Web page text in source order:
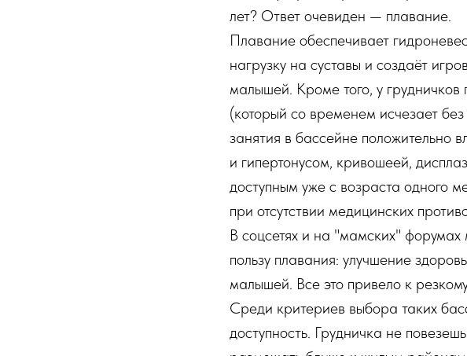
лет? Ответ очевиден — плавание.
Плавание обеспечивает
нагрузку на суставы и создаёт
малышей. Кроме того, у
(который со временем исчезает
занятия в бассейне положительно
и гипертонусом, кривошеей,
доступным уже с возраста одного
при отсутствии медицинских
В соцсетях и на "мамских"
пользу плавания: улучшение
малышей. Все это привело к
Среди критериев выбора таких
доступность. Грудничка не